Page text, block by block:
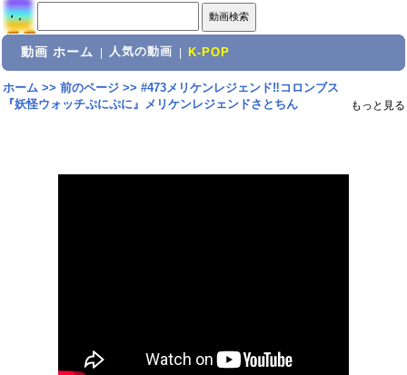
動画 ホーム 人気の動画 K-POP
ホーム>> 前のページ>> #473メリケンレジェンド‼コロンブス
『妖怪ウォッチぷにぷに』メリケンレジェンドさとちん
もっと見る